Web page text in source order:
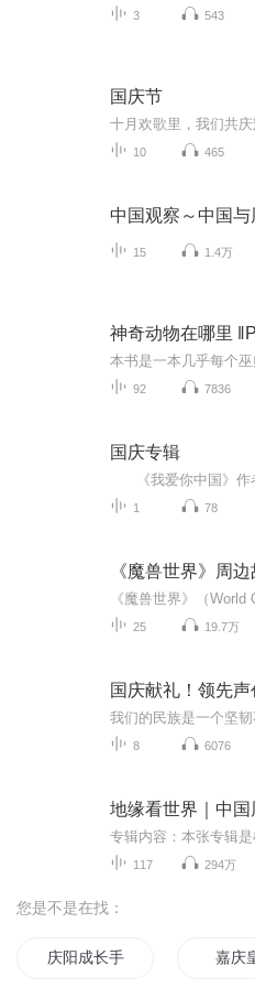
3 543
国庆节
10 465
中国观察～中国
15 1.4万
神奇动物在哪里
92 7836
国庆专辑
1 78
《魔兽世界》周
25 19.7万
国庆献礼！领先
8 6076
地缘看世界｜中国
117 294万
您是不是在找：
庆阳成长手札 嘉庆